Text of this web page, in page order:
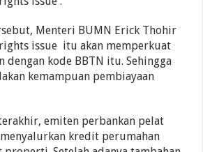
Menteri BUMN Erick Thohir
issue itu akan memperkuat
dengan kode BBTN itu. Sehingga
kemampuan pembiayaan
emiten perbankan pelat
kredit perumahan